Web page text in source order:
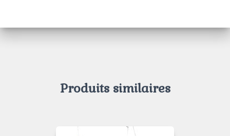
Produits similaires